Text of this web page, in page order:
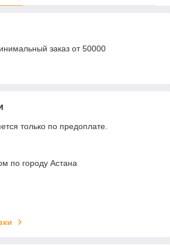
заказ от 50000
только по предоплате.
по городу Астана